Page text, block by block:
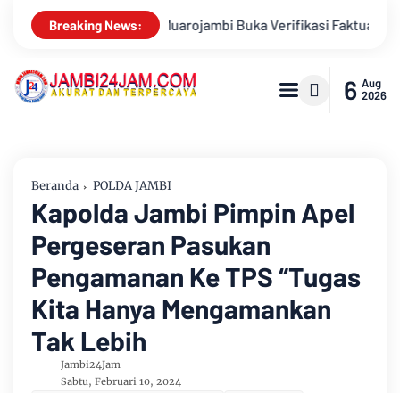
Breaking News:
Calon Pimpinan Baznas Tahun 2026-2031
6 Aug
2026
Beranda POLDA JAMBI
Kapolda Jambi Pimpin Apel
Pergeseran Pasukan
Pengamanan Ke TPS “Tugas
Kita Hanya Mengamankan
Tak Lebih
Jambi24Jam
Sabtu, Februari 10, 2024